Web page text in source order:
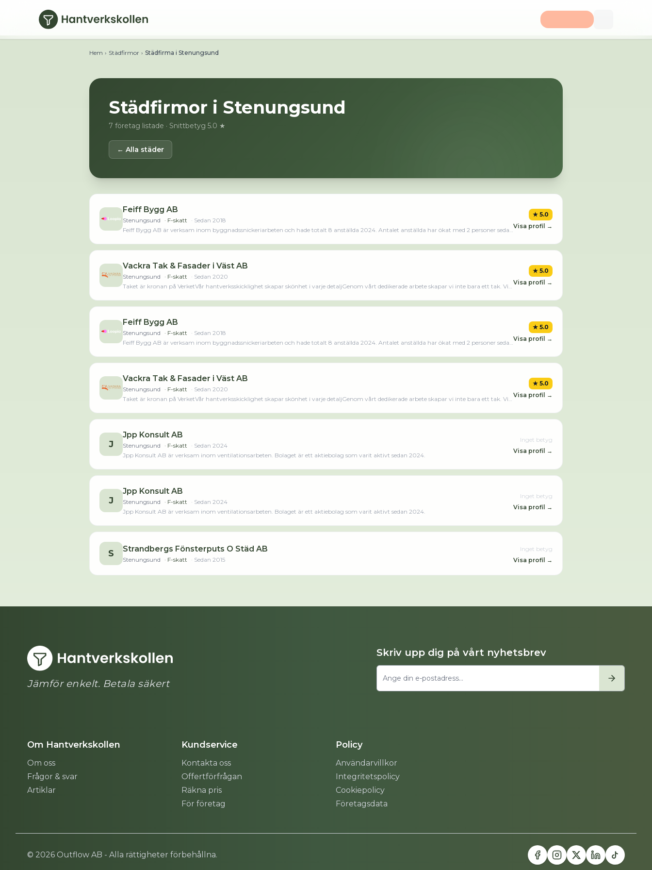
Hoppa till huvudinnehåll
Hem › Städfirmor › Städfirma i Stenungsund
Städfirmor i Stenungsund
7 företag listade · Snittbetyg 5.0 ★
← Alla städer
Feiff Bygg AB
Stenungsund · F-skatt · Sedan 2018
Feiff Bygg AB är verksam inom byggnadssnickeriarbeten och hade totalt 8 anställda 2024. Antalet anställda har ökat med 2 personer sedan
senaste räkenskapsåret (2024).Läs merLäs mindre
★ 5.0
Visa profil →
Vackra Tak & Fasader i Väst AB
Stenungsund · F-skatt · Sedan 2020
Taket är kronan på VerketVår hantverksskicklighet skapar skönhet i varje detaljGenom vårt dedikerade arbete skapar vi inte bara ett tak. Vi
mindre
★ 5.0
Visa profil →
Feiff Bygg AB
Stenungsund · F-skatt · Sedan 2018
Feiff Bygg AB är verksam inom byggnadssnickeriarbeten och hade totalt 8 anställda 2024. Antalet anställda har ökat med 2 personer sedan
senaste räkenskapsåret (2024).Läs merLäs mindre
★ 5.0
Visa profil →
Vackra Tak & Fasader i Väst AB
Stenungsund · F-skatt · Sedan 2020
Taket är kronan på VerketVår hantverksskicklighet skapar skönhet i varje detaljGenom vårt dedikerade arbete skapar vi inte bara ett tak. Vi
mindre
★ 5.0
Visa profil →
J
Jpp Konsult AB
Stenungsund · F-skatt · Sedan 2024
Jpp Konsult AB är verksam inom ventilationsarbeten. Bolaget är ett aktiebolag som varit aktivt sedan 2024.
Inget betyg
Visa profil →
J
Jpp Konsult AB
Stenungsund · F-skatt · Sedan 2024
Jpp Konsult AB är verksam inom ventilationsarbeten. Bolaget är ett aktiebolag som varit aktivt sedan 2024.
Inget betyg
Visa profil →
S Strandbergs Fönsterputs O Städ AB
Stenungsund · F-skatt · Sedan 2015
Inget betyg
Visa profil →
Jämför enkelt. Betala säkert
Skriv upp dig på vårt nyhetsbrev
Om Hantverkskollen
Om oss
Frågor & svar
Artiklar
Kundservice
Kontakta oss
Offertförfrågan
Räkna pris
För företag
Policy
Användarvillkor
Integritetspolicy
Cookiepolicy
Företagsdata
© 2026 Outflow AB - Alla rättigheter förbehållna.